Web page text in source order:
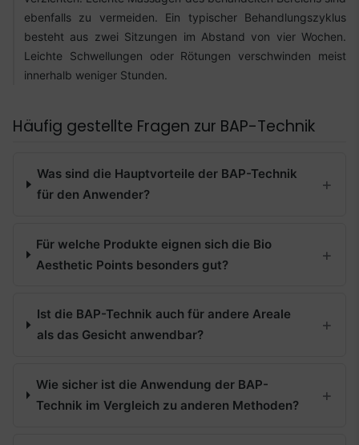
ebenfalls zu vermeiden. Ein typischer Behandlungszyklus
besteht aus zwei Sitzungen im Abstand von vier Wochen.
Leichte Schwellungen oder Rötungen verschwinden meist
innerhalb weniger Stunden.
Häufig gestellte Fragen zur BAP-Technik
Was sind die Hauptvorteile der BAP-Technik
für den Anwender?
Für welche Produkte eignen sich die Bio
Aesthetic Points besonders gut?
Ist die BAP-Technik auch für andere Areale
als das Gesicht anwendbar?
Wie sicher ist die Anwendung der BAP-
Technik im Vergleich zu anderen Methoden?